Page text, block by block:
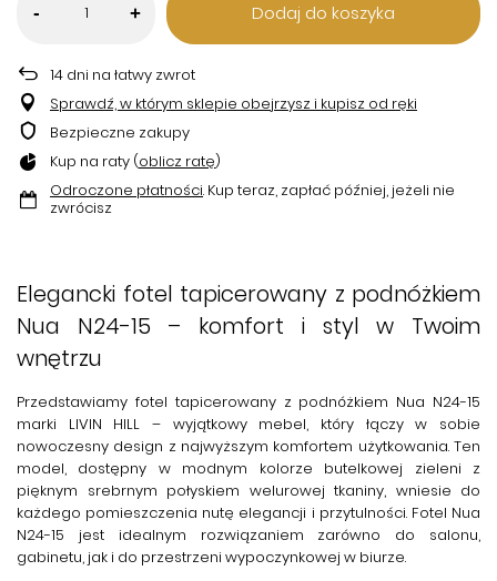
- + Dodaj do koszyka
14 dni na łatwy zwrot
Sprawdź, w którym sklepie obejrzysz i kupisz od ręki
Bezpieczne zakupy
Kup na raty (oblicz ratę)
Odroczone płatności. Kup teraz, zapłać później, jeżeli nie
zwrócisz
Elegancki fotel tapicerowany z podnóżkiem
Nua N24-15 – komfort i styl w Twoim
wnętrzu
Przedstawiamy fotel tapicerowany z podnóżkiem Nua N24-15
marki LIVIN HILL – wyjątkowy mebel, który łączy w sobie
nowoczesny design z najwyższym komfortem użytkowania. Ten
model, dostępny w modnym kolorze butelkowej zieleni z
pięknym srebrnym połyskiem welurowej tkaniny, wniesie do
każdego pomieszczenia nutę elegancji i przytulności. Fotel Nua
N24-15 jest idealnym rozwiązaniem zarówno do salonu,
gabinetu, jak i do przestrzeni wypoczynkowej w biurze.